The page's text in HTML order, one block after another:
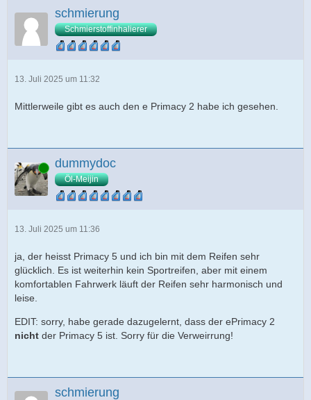
schmierung
Schmierstoffinhalierer
13. Juli 2025 um 11:32
Mittlerweile gibt es auch den e Primacy 2 habe ich gesehen.
Online dummydoc
Öl-Meijin
13. Juli 2025 um 11:36
ja, der heisst Primacy 5 und ich bin mit dem Reifen sehr
glücklich. Es ist weiterhin kein Sportreifen, aber mit einem
komfortablen Fahrwerk läuft der Reifen sehr harmonisch und
leise.
EDIT: sorry, habe gerade dazugelernt, dass der ePrimacy 2
nicht der Primacy 5 ist. Sorry für die Verweirrung!
schmierung